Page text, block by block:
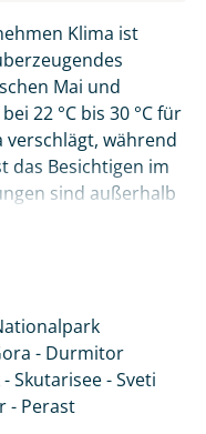
Klima ist
Mai und
22 °C bis 30 °C für
verschlägt, während
das Besichtigen im
sind außerhalb
der längste und
die Bucht
Kontinents, sowie
auch im Sommer
und der letzte
- Durmitor
Skutarisee - Sveti
- Perast